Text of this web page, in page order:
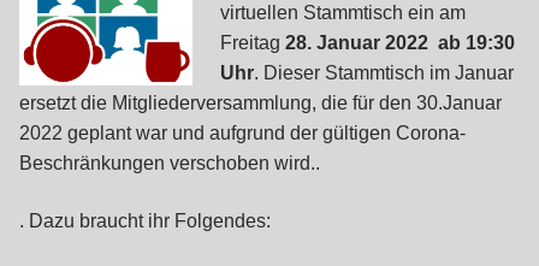
virtuellen Stammtisch ein am
Freitag 28. Januar 2022 ab 19:30
Uhr. Dieser Stammtisch im Januar
ersetzt die Mitgliederversammlung, die für den 30.Januar
2022 geplant war und aufgrund der gültigen Corona-
Beschränkungen verschoben wird..
. Dazu braucht ihr Folgendes: